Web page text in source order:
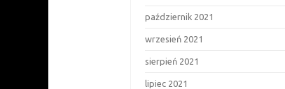
październik 2021
wrzesień 2021
sierpień 2021
lipiec 2021